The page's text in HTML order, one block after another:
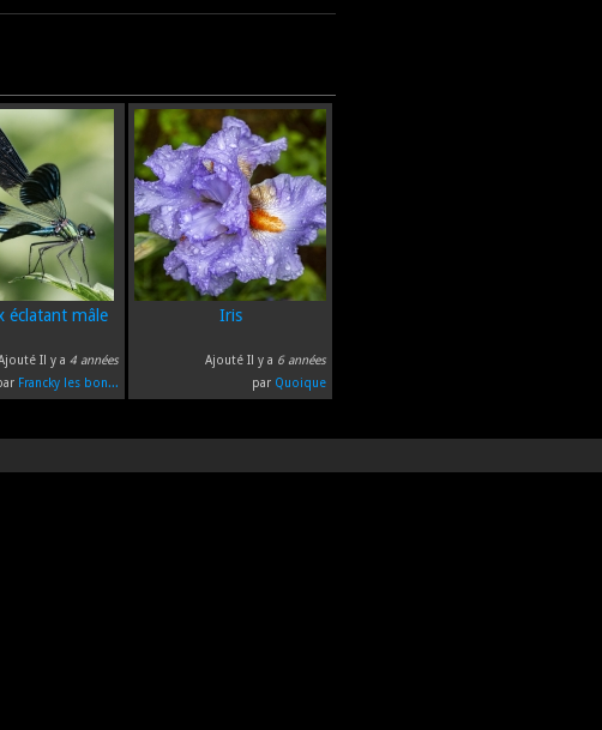
éclatant mâle
Il y a 4 années
Francky les bon...
Iris
Ajouté Il y a 6 années
par Quoique